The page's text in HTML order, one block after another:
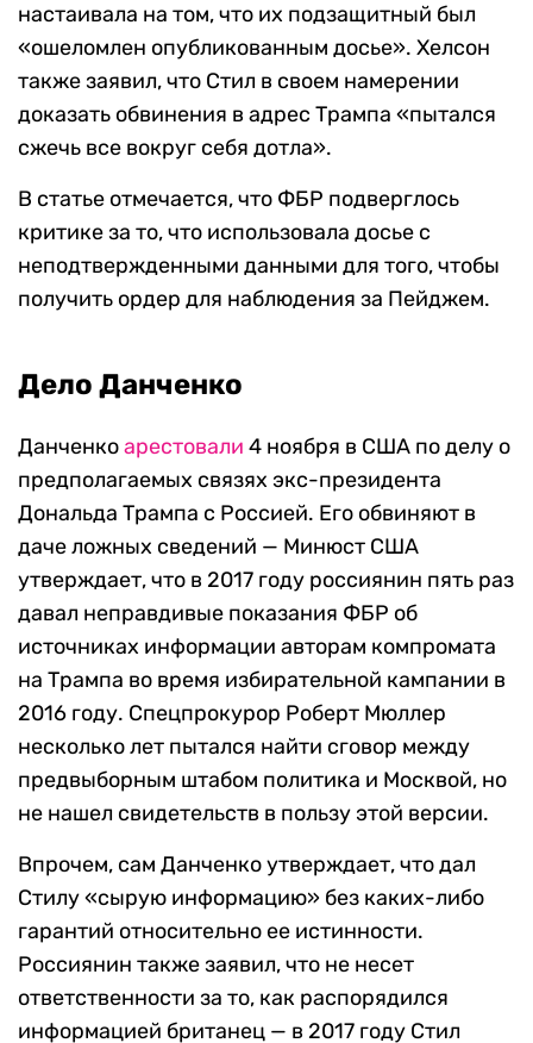
настаивала на том, что их подзащитный был
«ошеломлен опубликованным досье». Хелсон
также заявил, что Стил в своем намерении
доказать обвинения в адрес Трампа «пытался
сжечь все вокруг себя дотла».
В статье отмечается, что ФБР подверглось
критике за то, что использовала досье с
неподтвержденными данными для того, чтобы
получить ордер для наблюдения за Пейджем.
Дело Данченко
Данченкоарестовали 4 ноября в США по делу о
предполагаемых связях экс-президента
Дональда Трампа с Россией. Его обвиняют в
даче ложных сведений — Минюст США
утверждает, что в 2017 году россиянин пять раз
давал неправдивые показания ФБР об
источниках информации авторам компромата
на Трампа во время избирательной кампании в
2016 году. Спецпрокурор Роберт Мюллер
несколько лет пытался найти сговор между
предвыборным штабом политика и Москвой, но
не нашел свидетельств в пользу этой версии.
Впрочем, сам Данченко утверждает, что дал
Стилу «сырую информацию» без каких-либо
гарантий относительно ее истинности.
Россиянин также заявил, что не несет
ответственности за то, как распорядился
информацией британец — в 2017 году Стил